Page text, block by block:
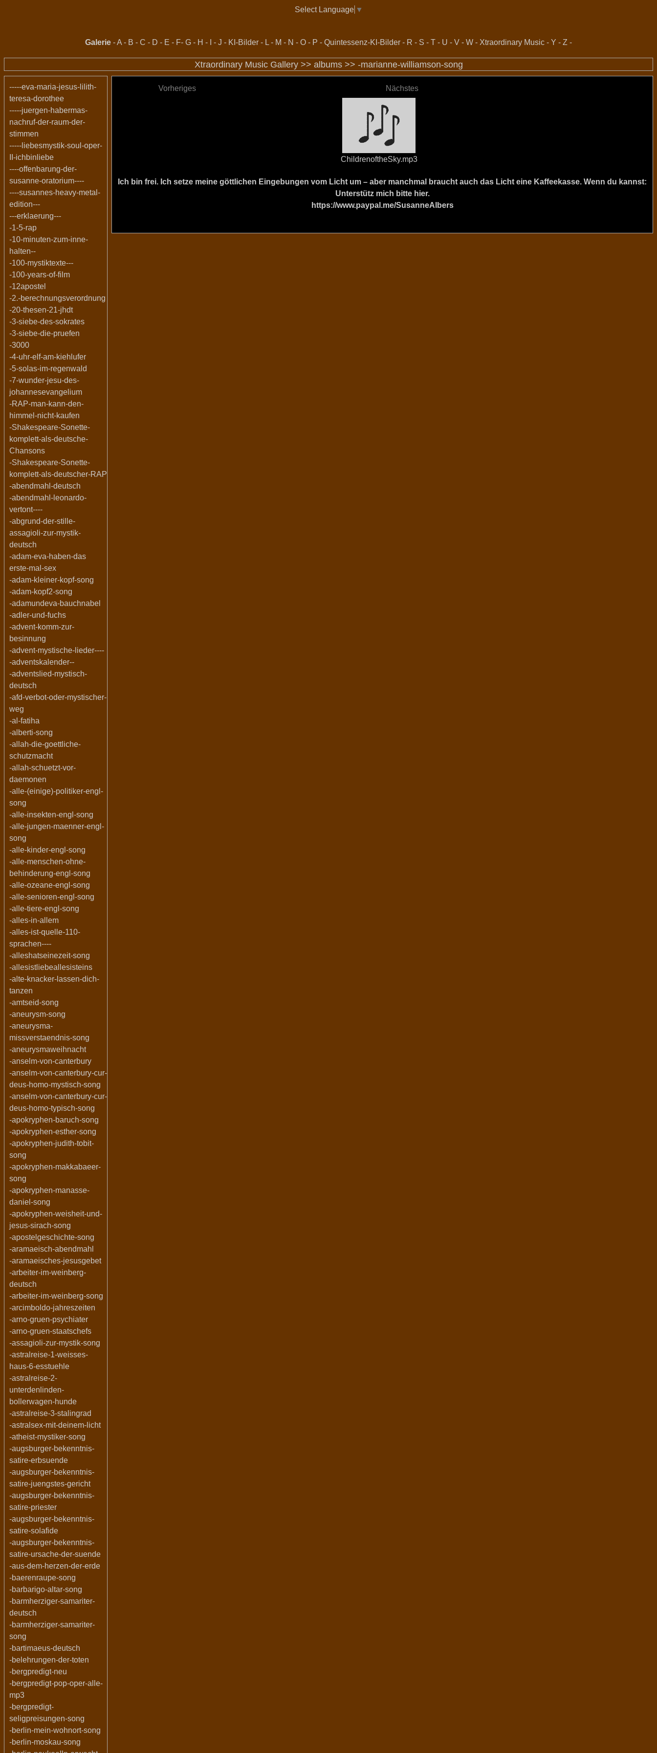
Select Language ▼
Galerie -A - B - C - D - E - F- G - H - - J - KI-Bilder - L - M - N - O - P - Quintessenz-KI-Bilder - R - S - T - U - V - W - Xtraordinary Music - Y - Z -
Xtraordinary Music Gallery >> albums>> -marianne-williamson-song
-----eva-maria-jesus-lilith-
teresa-dorothee
-----juergen-habermas-
nachruf-der-raum-der-
stimmen
-----liebesmystik-soul-oper-
II-ichbinliebe
----offenbarung-der-
susanne-oratorium----
----susannes-heavy-metal-
edition---
---erklaerung---
-1-5-rap
-10-minuten-zum-inne-
halten--
-100-mystiktexte---
-100-years-of-film
-12apostel
-2.-berechnungsverordnung
-20-thesen-21-jhdt
-3-siebe-des-sokrates
-3-siebe-die-pruefen
-3000
-4-uhr-elf-am-kiehlufer
-5-solas-im-regenwald
-7-wunder-jesu-des-
johannesevangelium
-RAP-man-kann-den-
himmel-nicht-kaufen
-Shakespeare-Sonette-
komplett-als-deutsche-
Chansons
-Shakespeare-Sonette-
komplett-als-deutscher-RAP
-abendmahl-deutsch
-abendmahl-leonardo-
vertont----
-abgrund-der-stille-
assagioli-zur-mystik-
deutsch
-adam-eva-haben-das
erste-mal-sex
-adam-kleiner-kopf-song
-adam-kopf2-song
-adamundeva-bauchnabel
-adler-und-fuchs
-advent-komm-zur-
besinnung
-advent-mystische-lieder----
-adventskalender--
-adventslied-mystisch-
deutsch
-afd-verbot-oder-mystischer-
weg
-al-fatiha
-alberti-song
-allah-die-goettliche-
schutzmacht
-allah-schuetzt-vor-
daemonen
-alle-(einige)-politiker-engl-
song
-alle-insekten-engl-song
-alle-jungen-maenner-engl-
song
-alle-kinder-engl-song
-alle-menschen-ohne-
behinderung-engl-song
-alle-ozeane-engl-song
-alle-senioren-engl-song
-alle-tiere-engl-song
-alles-in-allem
-alles-ist-quelle-110-
sprachen----
-alleshatseinezeit-song
-allesistliebeallesisteins
-alte-knacker-lassen-dich-
tanzen
-amtseid-song
-aneurysm-song
-aneurysma-
missverstaendnis-song
-aneurysmaweihnacht
-anselm-von-canterbury
-anselm-von-canterbury-cur-
deus-homo-mystisch-song
-anselm-von-canterbury-cur-
deus-homo-typisch-song
-apokryphen-baruch-song
-apokryphen-esther-song
-apokryphen-judith-tobit-
song
-apokryphen-makkabaeer-
song
-apokryphen-manasse-
daniel-song
-apokryphen-weisheit-und-
jesus-sirach-song
-apostelgeschichte-song
-aramaeisch-abendmahl
-aramaeisches-jesusgebet
-arbeiter-im-weinberg-
deutsch
-arbeiter-im-weinberg-song
-arcimboldo-jahreszeiten
-arno-gruen-psychiater
-arno-gruen-staatschefs
-assagioli-zur-mystik-song
-astralreise-1-weisses-
haus-6-esstuehle
-astralreise-2-
unterdenlinden-
bollerwagen-hunde
-astralreise-3-stalingrad
-astralsex-mit-deinem-licht
-atheist-mystiker-song
-augsburger-bekenntnis-
satire-erbsuende
-augsburger-bekenntnis-
satire-juengstes-gericht
-augsburger-bekenntnis-
satire-priester
-augsburger-bekenntnis-
satire-solafide
-augsburger-bekenntnis-
satire-ursache-der-suende
-aus-dem-herzen-der-erde
-baerenraupe-song
-barbarigo-altar-song
-barmherziger-samariter-
deutsch
-barmherziger-samariter-
song
-bartimaeus-deutsch
-belehrungen-der-toten
-bergpredigt-neu
-bergpredigt-pop-oper-alle-
mp3
-bergpredigt-
seligpreisungen-song
-berlin-mein-wohnort-song
-berlin-moskau-song
Vorheriges Nächstes
ChildrenoftheSky.mp3
Ich bin frei. Ich setze meine göttlichen Eingebungen vom Licht um – aber manchmal braucht auch das Licht eine Kaffeekasse. Wenn du kannst:
Unterstütz mich bitte hier.
https://www.paypal.me/SusanneAlbers